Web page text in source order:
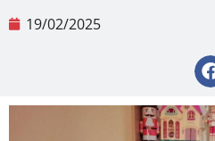
19/02/2025